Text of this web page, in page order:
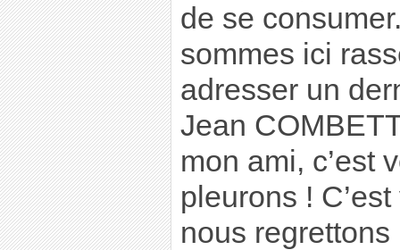
de se
sommes ici
adresser un
Jean
mon ami, c’est
pleurons !
nous regrettons